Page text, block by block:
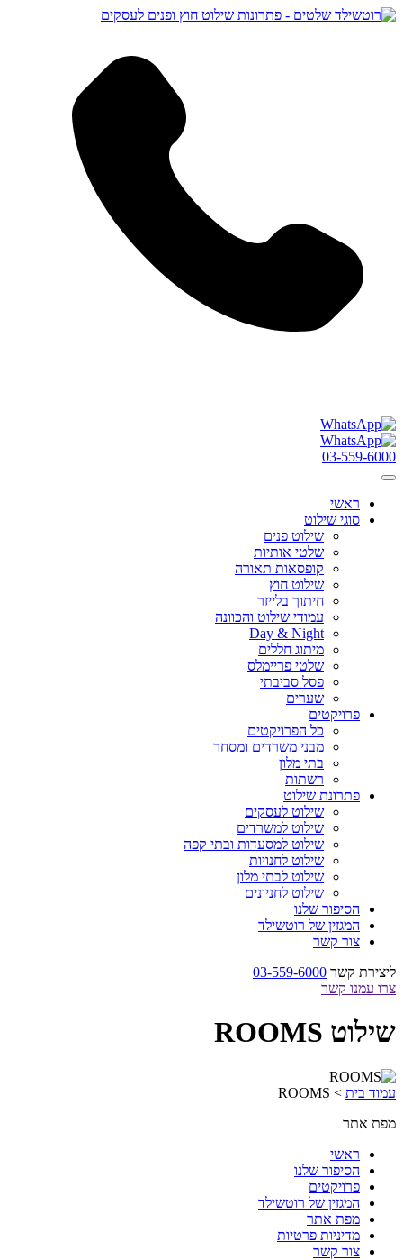
03-559-6000
ראשי
סוגי שילוט
שילוט פנים
שלטי אותיות
קופסאות תאורה
שילוט חוץ
חיתוך בלייזר
עמודי שילוט והכוונה
Day & Night
מיתוג חללים
שלטי פריימלס
פסל סביבתי
שערים
פרויקטים
כל הפרויקטים
מבני משרדים ומסחר
בתי מלון
רשתות
פתרונת שילוט
שילוט לעסקים
שילוט למשרדים
שילוט למסעדות ובתי קפה
שילוט לחנויות
שילוט לבתי מלון
שילוט לחניונים
הסיפור שלנו
המגזין של רוטשילד
צור קשר
ליצירת קשר 03-559-6000
צרו עמנו קשר
שילוט ROOMS
עמוד בית >
ROOMS
מפת אתר
ראשי
הסיפור שלנו
פרויקטים
המגזין של רוטשילד
מפת אתר
מדיניות פרטיות
צור קשר